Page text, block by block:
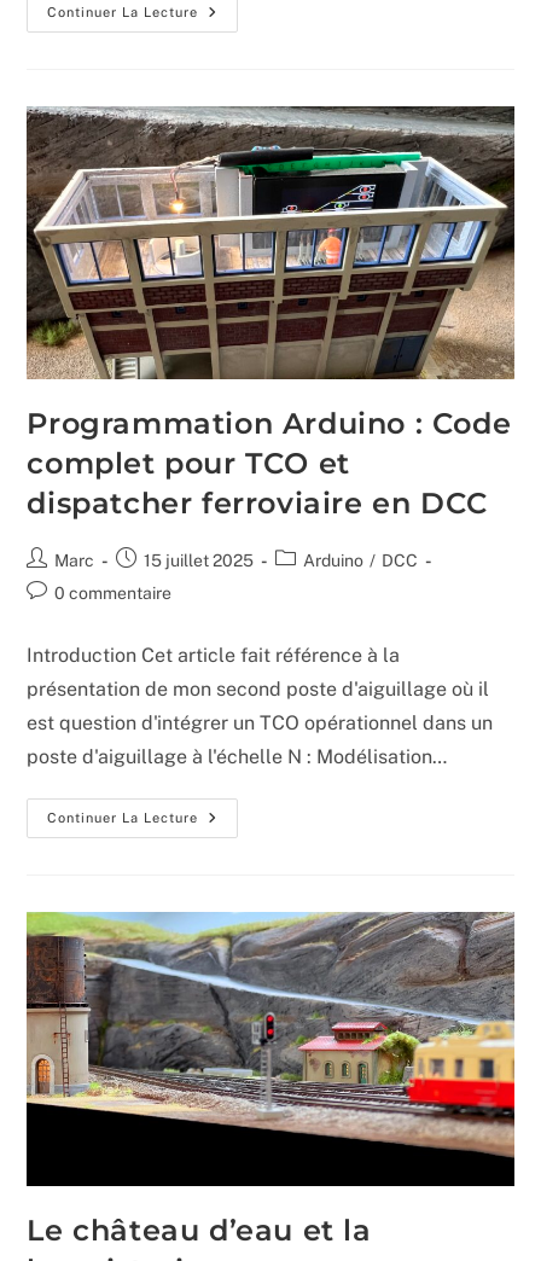
Continuer La Lecture
Modélisation
Et
D’aiguillage
N°3
D’Ambérieu-
En-
Bugey
Programmation Arduino : Code
complet pour TCO et
dispatcher ferroviaire en DCC
Auteur/autrice
de
Marc
Publication
publiée :
15 juillet 2025
PostArduino / DCC
Commentaires
publication :
0 commentaire
Introduction Cet article fait référence à la
présentation de mon second poste d'aiguillage où il
est question d'intégrer un TCO opérationnel dans un
poste d'aiguillage à l'échelle N : Modélisation…
Continuer La Lecture
Programmation
Arduino
TCO
Et
Dispatcher
Ferroviaire
En
DCC
Le château d’eau et la